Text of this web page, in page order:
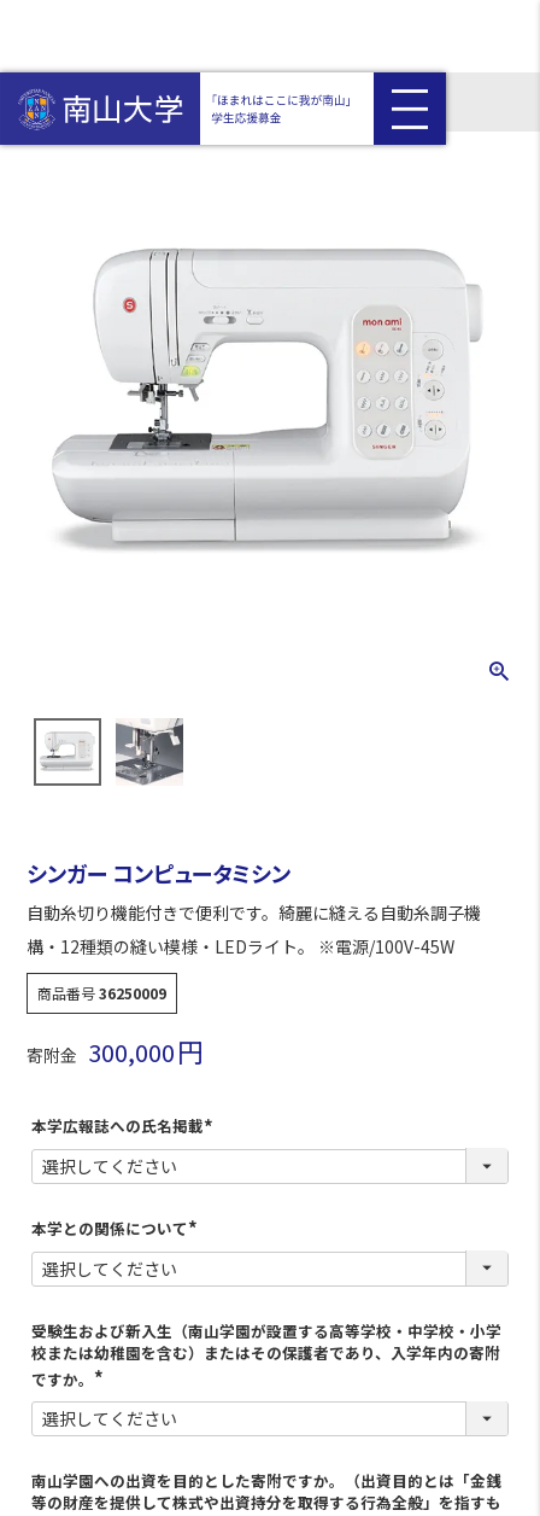
HOME 返礼品付き シンガー コンピュータミシン
シンガー コンピュータミシン
自動糸切り機能付きで便利です。綺麗に縫える自動糸調子機
構・12種類の縫い模様・LEDライト。 ※電源/100V-45W
商品番号36250009
寄附金 300,000
本学広報誌への氏名掲載
(
須
本学との関係について
(
須
受験生および新入生（南山学園が設置する高等学校・中学校・小学
校または幼稚園を含む）またはその保護者であり、入学年内の寄附
ですか。
南山学園への出資を目的とした寄附ですか。（出資目的とは「金銭
等の財産を提供して株式や出資持分を取得する行為全般」を指すも